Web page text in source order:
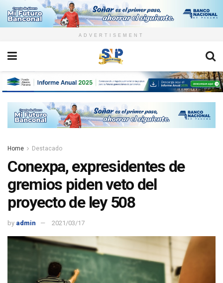
ADVERTISEMENT
Home Destacado
Conexpa, expresidentes de
gremios piden veto del
proyecto de ley 508
by admin 2021/03/17